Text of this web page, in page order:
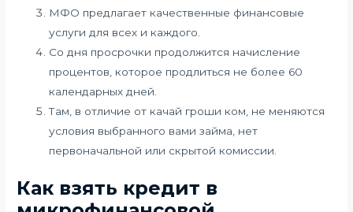
МФО предлагает качественные финансовые
услуги для всех и каждого.
Со дня просрочки продолжится начисление
процентов, которое продлиться не более 60
календарных дней.
Там, в отличие от качай гроши ком, не меняются
условия выбранного вами займа, нет
первоначальной или скрытой комиссии.
Как взять кредит в